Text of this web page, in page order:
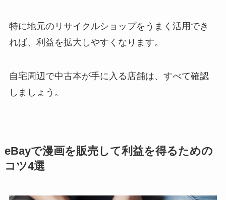
特に地元のリサイクルショップをうまく活用でき
れば、利益を拡大しやすくなります。
自宅周辺で中古本が手に入る店舗は、すべて確認
しましょう。
eBayで漫画を販売して利益を得るための
コツ4選